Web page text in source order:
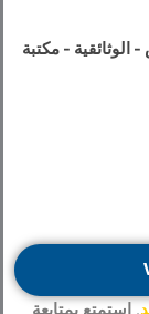
الوثائقية - مكتبة
. استمتع بمتابعة